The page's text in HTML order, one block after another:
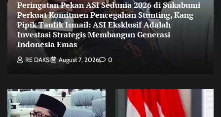
Peringatan Pekan ASI Sedunia 2026 di Sukabumi
Perkuat Komitmen Pencegahan Stunting, Kang
Pipik Taufik Ismail: ASI Eksklusif Adalah
Investasi Strategis Membangun Generasi
Indonesia Emas
RE DAKSI August 7, 2026 0